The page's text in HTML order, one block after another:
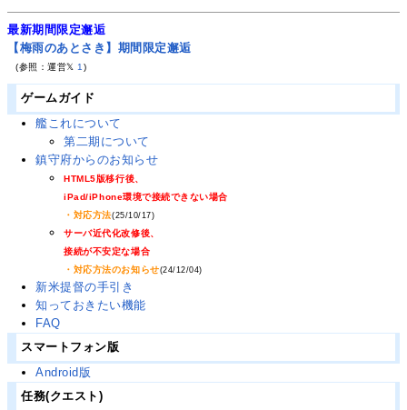
最新期間限定邂逅
【梅雨のあとさき】期間限定邂逅
(参照：運営𝕏1)
ゲームガイド
艦これについて
第二期について
鎮守府からのお知らせ
HTML5版移行後、
iPad/iPhone環境で接続できない場合
・対応方法(25/10/17)
サーバ近代化改修後、
接続が不安定な場合
・対応方法のお知らせ(24/12/04)
新米提督の手引き
知っておきたい機能
FAQ
スマートフォン版
Android版
任務(クエスト)